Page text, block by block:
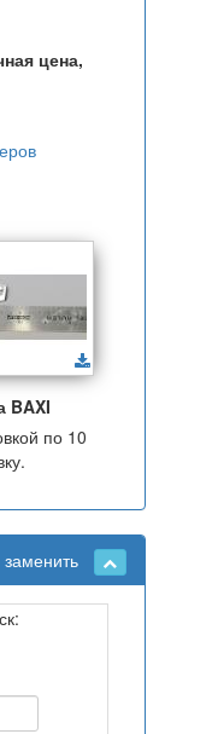
цена,
BAXI
по 10